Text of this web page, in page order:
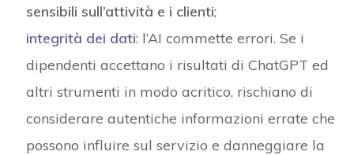
sensibili sull’attività e i clienti;
integrità dei dati: l’AI commette errori. Se i
dipendenti accettano i risultati di ChatGPT ed
altri strumenti in modo acritico, rischiano di
considerare autentiche informazioni errate che
possono influire sul servizio e danneggiare la